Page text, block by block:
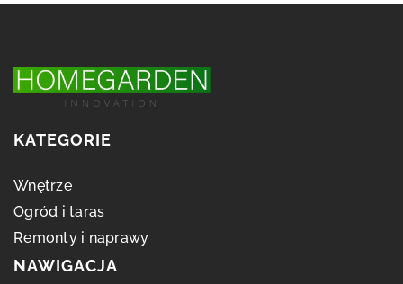
KATEGORIE
Wnętrze
Ogród i taras
Remonty i naprawy
NAWIGACJA